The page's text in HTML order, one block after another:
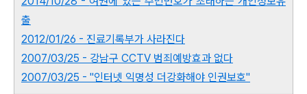
출
2012/01/26 - 진료기록부가 사라진다
2007/03/25 - 강남구 CCTV 범죄예방효과 없다
2007/03/25 - "인터넷 익명성 더강화해야 인권보호"